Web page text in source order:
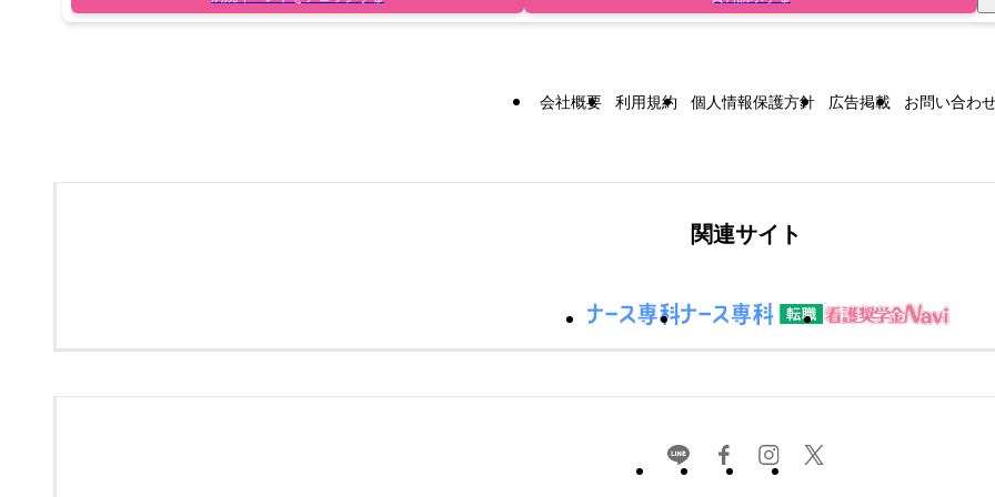
会社概要 利用規約 個人情報保護方針 広告掲載 お問い合わ
関連サイト